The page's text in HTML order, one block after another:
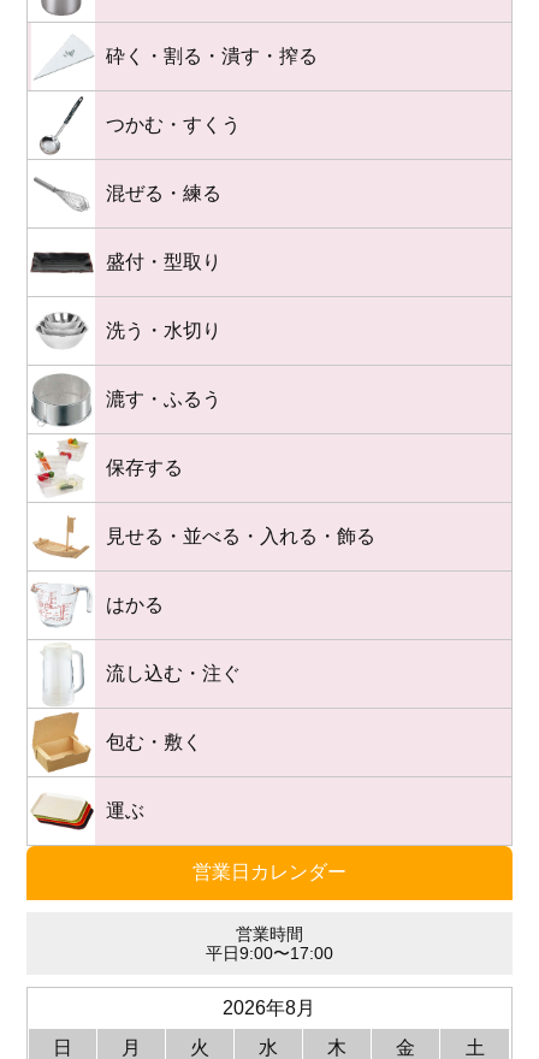
営業日カレンダー
営業時間
平日9:00〜17:00
2026年8月
日
月 火 水 木 金
土
砕く・割る・潰す・搾る
つかむ・すくう
混ぜる・練る
盛付・型取り
洗う・水切り
漉す・ふるう
保存する
見せる・並べる・入れる・飾る
はかる
流し込む・注ぐ
包む・敷く
運ぶ